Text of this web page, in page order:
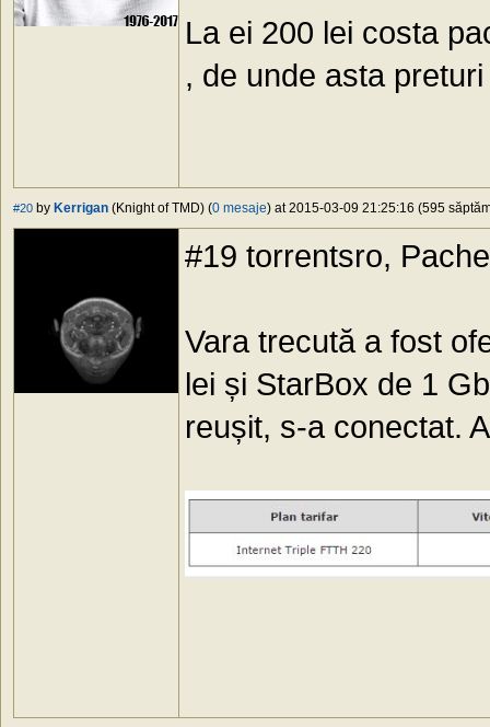
La ei 200 lei costa
, de unde asta
#20 by Kerrigan (Knight of TMD) (0 mesaje) at 2015-03-09 21:25:16 (595
#19 torrentsro,
Vara trecută a fost
lei și StarBox de 1
reușit, s-a conectat.